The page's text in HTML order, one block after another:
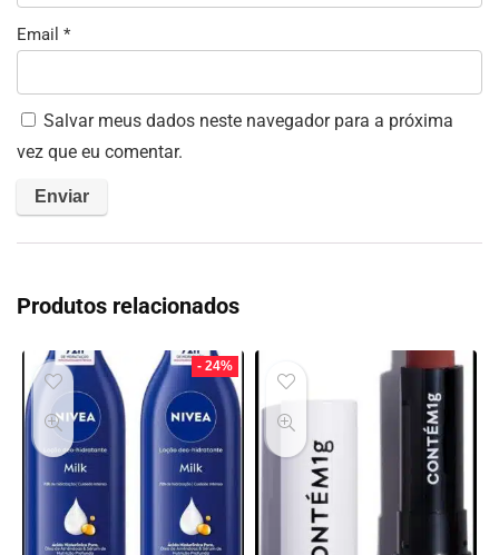
Email *
Salvar meus dados neste navegador para a próxima
vez que eu comentar.
Produtos relacionados
- 24%